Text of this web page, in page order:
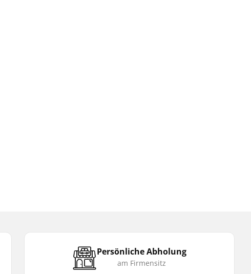
Persönliche Abholung
am Firmensitz